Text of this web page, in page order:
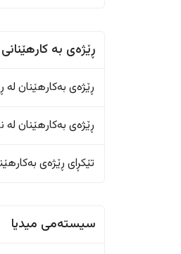
ڕێژەى به
ڕێژەى بەکارهێنان
ڕێژەى بەکارهێنان له
تێکڕای ڕێژەى
سیستەمی میدیا